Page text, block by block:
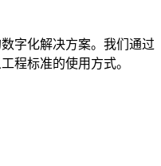
字化解决方案。我们通过
程标准的使用方式。